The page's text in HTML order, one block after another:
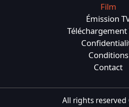
Film
Émission
Téléchargement
Conditions
Contact
All rights